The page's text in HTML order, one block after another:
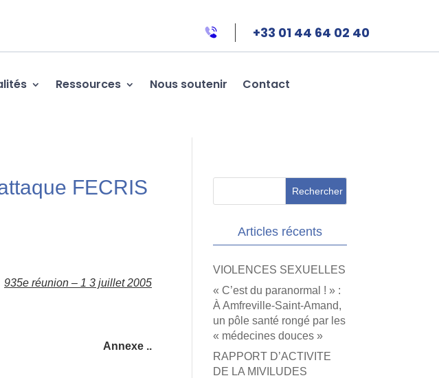
+33 01 44 64 02 40
Ressources Nous soutenir Contact
FECRIS
935e réunion – 1 3 juillet 2005
Annexe ..
Articles récents
VIOLENCES SEXUELLES
« C’est du paranormal ! » :
À Amfreville-Saint-Amand,
un pôle santé rongé par les
« médecines douces »
RAPPORT D’ACTIVITE
DE LA MIVILUDES